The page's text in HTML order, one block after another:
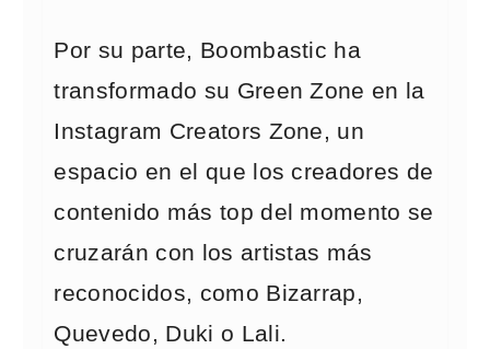
Por su parte, Boombastic ha
transformado su Green Zone en la
Instagram Creators Zone, un
espacio en el que los creadores de
contenido más top del momento se
cruzarán con los artistas más
reconocidos, como Bizarrap,
Quevedo, Duki o Lali.